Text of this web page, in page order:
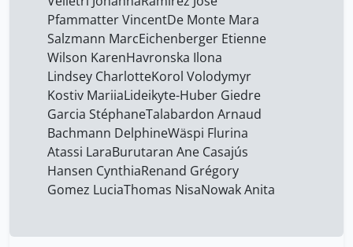
Pfammatter VincentDe Monte Mara
Salzmann MarcEichenberger Etienne
Wilson KarenHavronska Ilona
Lindsey CharlotteKorol Volodymyr
Kostiv MariiaLideikyte-Huber Giedre
Garcia StéphaneTalabardon Arnaud
Bachmann DelphineWäspi Flurina
Atassi LaraBurutaran Ane Casajús
Hansen CynthiaRenand Grégory
Gomez LuciaThomas NisaNowak Anita